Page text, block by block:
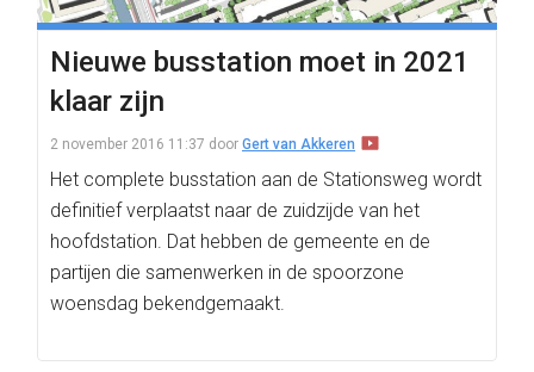
Nieuwe busstation moet in 2021
klaar zijn
2 november 2016 11:37 door Gert van Akkeren
Het complete busstation aan de Stationsweg wordt
definitief verplaatst naar de zuidzijde van het
hoofdstation. Dat hebben de gemeente en de
partijen die samenwerken in de spoorzone
woensdag bekendgemaakt.